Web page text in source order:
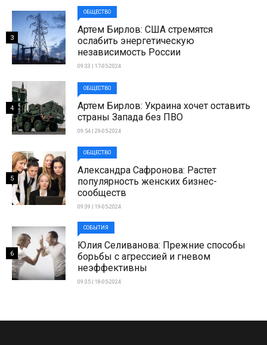
ОБЩЕСТВО
Артем Бирлов: США стремятся
ослабить энергетическую
независимость России
09:33 | 17-05-2024
3
ОБЩЕСТВО
Артем Бирлов: Украина хочет оставить
страны Запада без ПВО
09:54 | 29-05-2024
4
ОБЩЕСТВО
Александра Сафронова: Растет
популярность женских бизнес-
сообществ
09:39 | 19-05-2024
5
СОБЫТИЯ
Юлия Селиванова: Прежние способы
борьбы с агрессией и гневом
неэффективны
09:35 | 18-05-2024
6